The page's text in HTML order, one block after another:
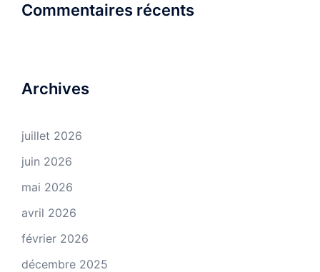
Commentaires récents
Archives
juillet 2026
juin 2026
mai 2026
avril 2026
février 2026
décembre 2025